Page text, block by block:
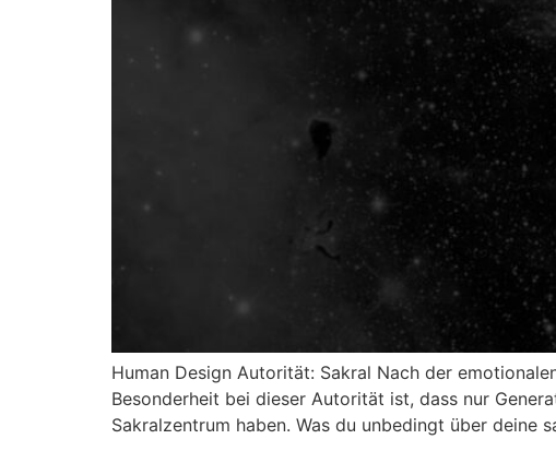
Human Design Autorität: Sakral Nach der
Besonderheit bei dieser Autorität ist, dass nur
Sakralzentrum haben. Was du unbedingt über